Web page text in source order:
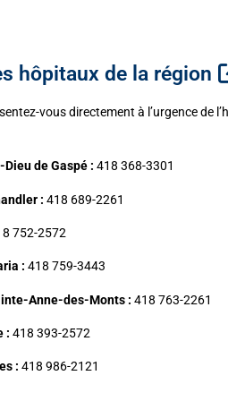
hôpitaux de la région
vous directement à l’urgence de
de Gaspé : 418 368-3301
: 418 689-2261
752-2572
: 418 759-3443
Anne-des-Monts : 418 763-2261
: 418 393-2572
: 418 986-2121